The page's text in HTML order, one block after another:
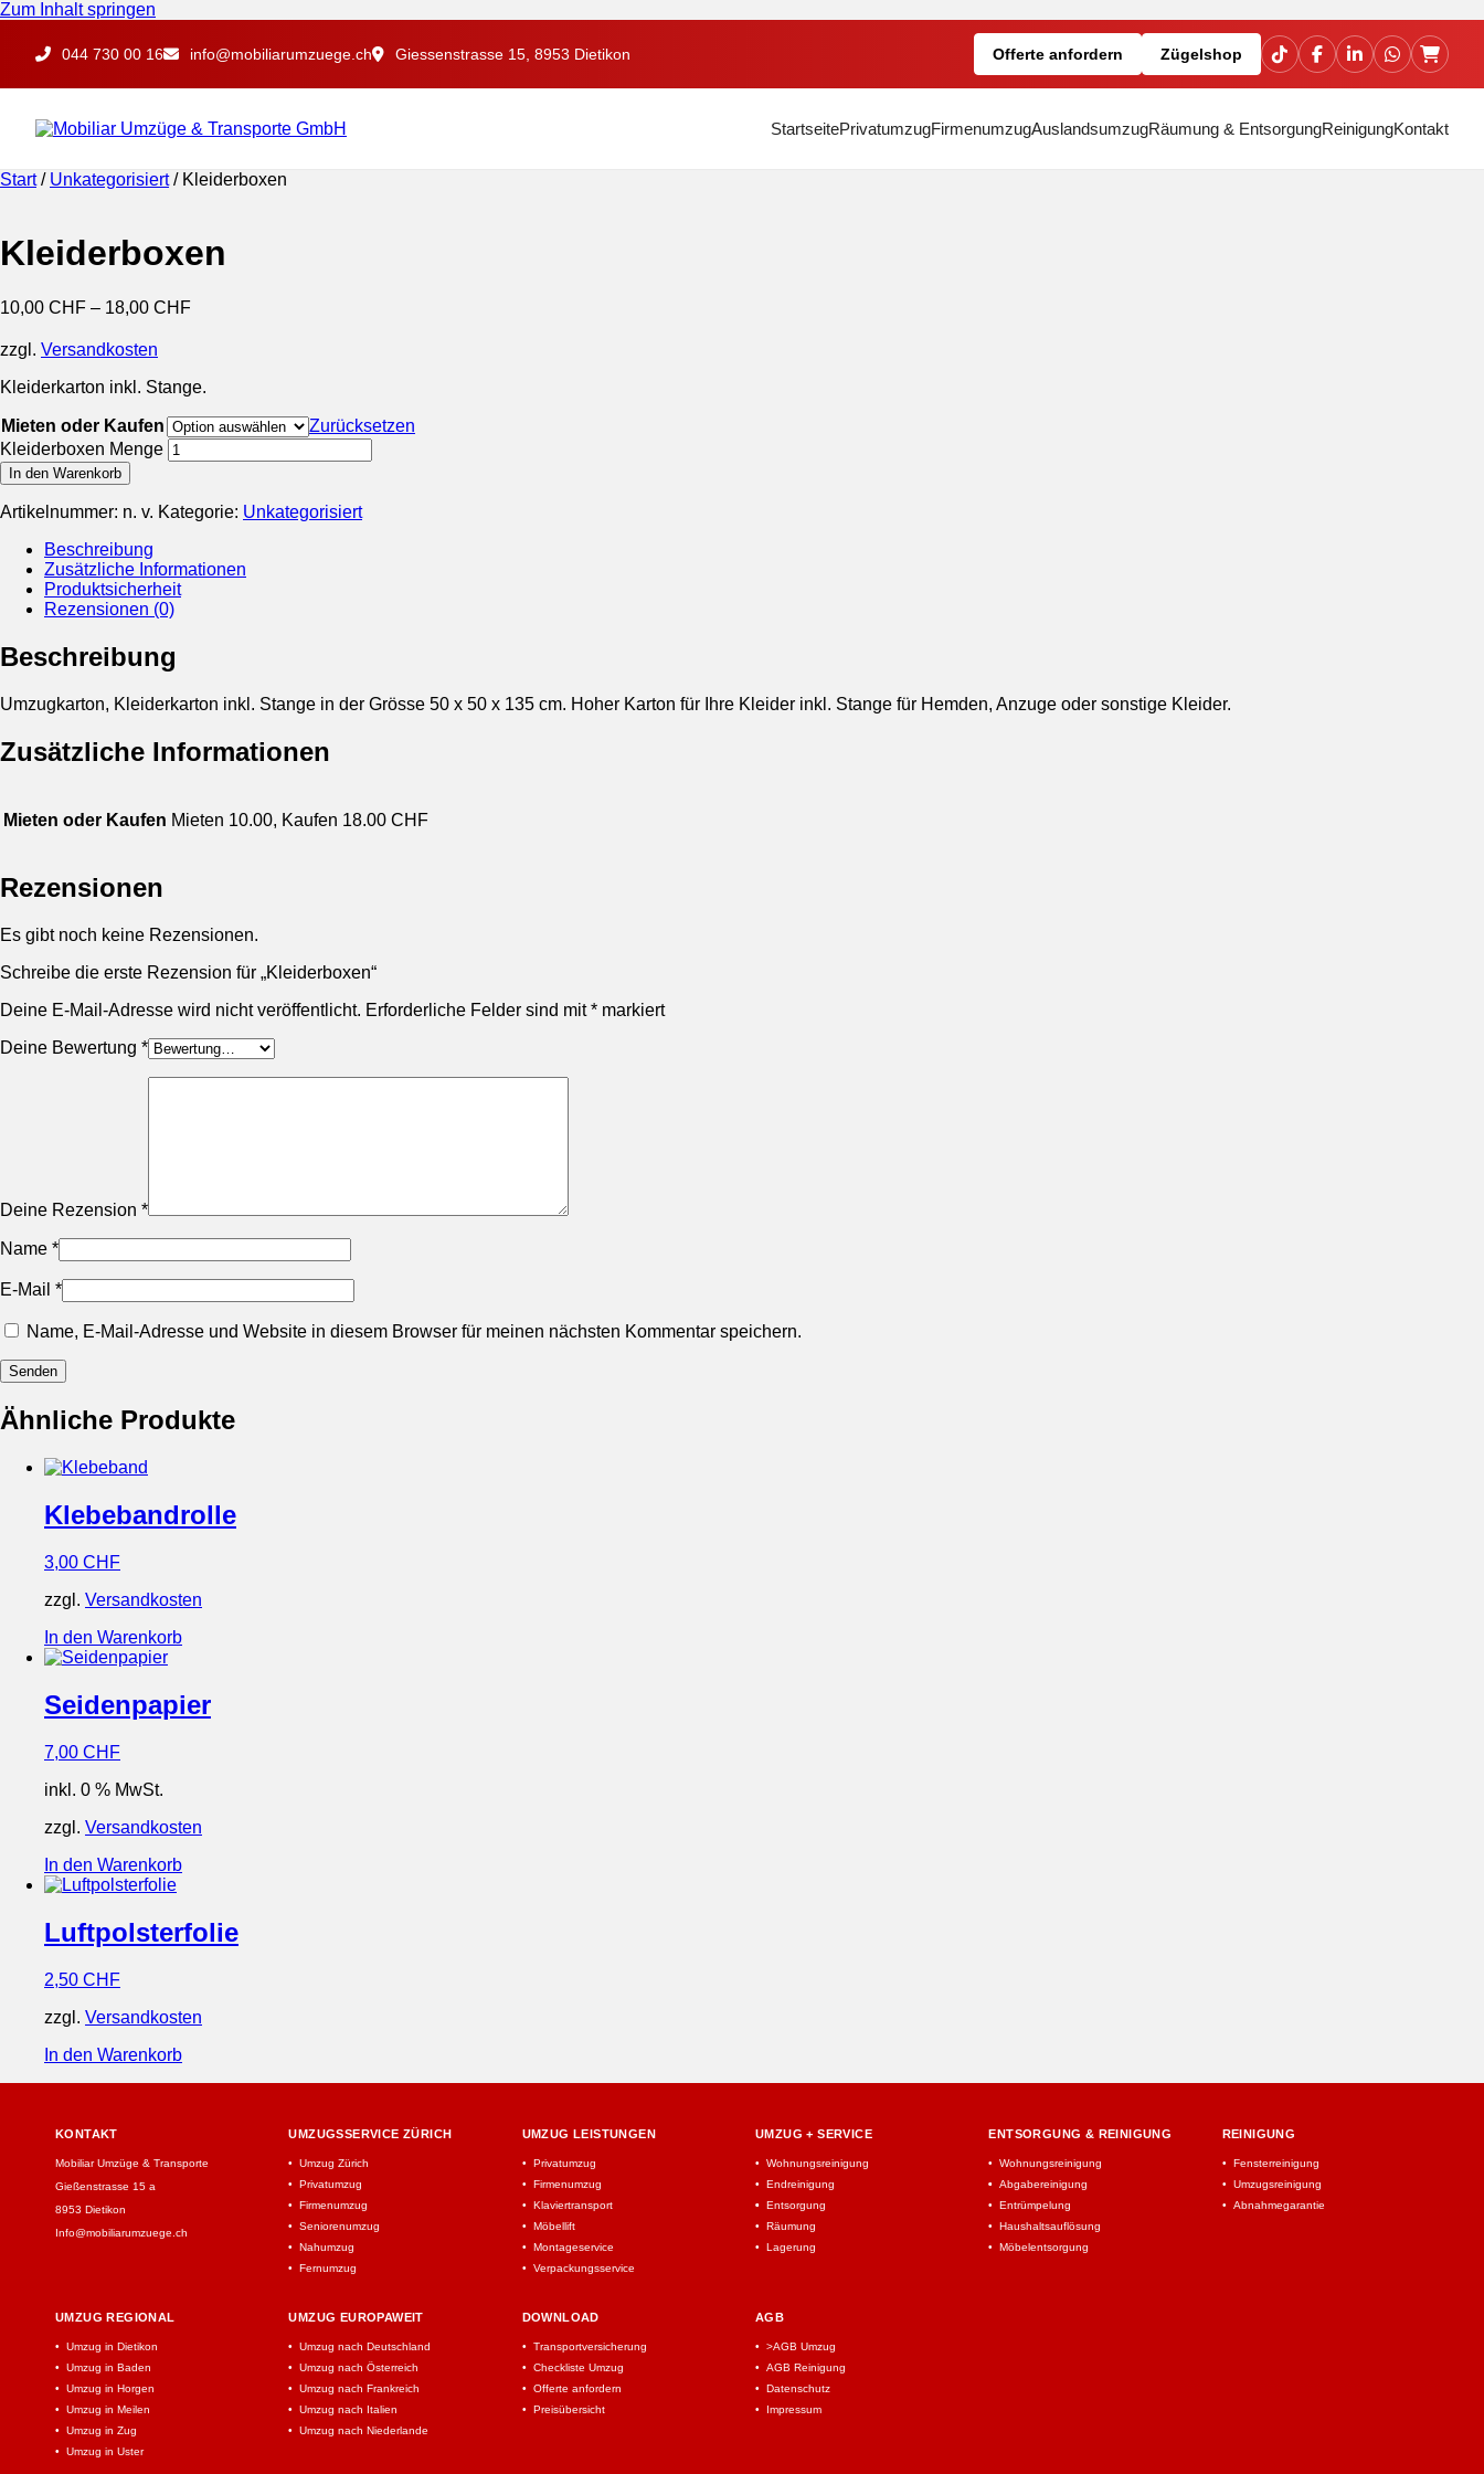
Zum Inhalt springen
044 730 00 16 info@mobiliarumzuege.ch Giessenstrasse 15, 8953 Dietikon Offerte anfordern Zügelshop
StartseitePrivatumzugFirmenumzugAuslandsumzugRäumung & EntsorgungReinigungKontakt
Start/ Unkategorisiert/ Kleiderboxen
Kleiderboxen
10,00 CHF – 18,00 CHF
zzgl. Versandkosten
Kleiderkarton inkl. Stange.
Mieten oder Kaufen
Zurücksetzen
Kleiderboxen Menge
In den Warenkorb
Artikelnummer: n. v. Kategorie: Unkategorisiert
Beschreibung
Zusätzliche Informationen
Produktsicherheit
Rezensionen (0)
Beschreibung
Umzugkarton, Kleiderkarton inkl. Stange in der Grösse 50 x 50 x 135 cm. Hoher Karton für Ihre Kleider inkl. Stange für Hemden, Anzuge oder sonstige Kleider.
Zusätzliche Informationen
Mieten oder Kaufen Mieten 10.00, Kaufen 18.00 CHF
Rezensionen
Es gibt noch keine Rezensionen.
Schreibe die erste Rezension für „Kleiderboxen“
Deine E-Mail-Adresse wird nicht veröffentlicht. Erforderliche Felder sind mit* markiert
Deine Bewertung *
Deine Rezension *
Name *
E-Mail *
Name, E-Mail-Adresse und Website in diesem Browser für meinen nächsten Kommentar speichern.
Ähnliche Produkte
Klebebandrolle
3,00 CHF
zzgl. Versandkosten
In den Warenkorb
Seidenpapier
7,00 CHF
inkl. 0 % MwSt.
zzgl. Versandkosten
In den Warenkorb
Luftpolsterfolie
2,50 CHF
zzgl. Versandkosten
In den Warenkorb
KONTAKT
Mobiliar Umzüge & Transporte
Gießenstrasse 15 a
8953 Dietikon
Info@mobiliarumzuege.ch
UMZUGSSERVICE ZÜRICH
Umzug Zürich
Privatumzug
Firmenumzug
Seniorenumzug
Nahumzug
Fernumzug
UMZUG LEISTUNGEN
Privatumzug
Firmenumzug
Klaviertransport
Möbellift
Montageservice
Verpackungsservice
UMZUG + SERVICE
Wohnungsreinigung
Endreinigung
Entsorgung
Räumung
Lagerung
ENTSORGUNG & REINIGUNG
Wohnungsreinigung
Abgabereinigung
Entrümpelung
Haushaltsauflösung
Möbelentsorgung
REINIGUNG
Fensterreinigung
Umzugsreinigung
Abnahmegarantie
UMZUG REGIONAL
Umzug in Dietikon
Umzug in Baden
Umzug in Horgen
Umzug in Meilen
Umzug in Zug
Umzug in Uster
UMZUG EUROPAWEIT
Umzug nach Deutschland
Umzug nach Österreich
Umzug nach Frankreich
Umzug nach Italien
Umzug nach Niederlande
DOWNLOAD
Transportversicherung
Checkliste Umzug
Offerte anfordern
Preisübersicht
AGB
>AGB Umzug
AGB Reinigung
Datenschutz
Impressum